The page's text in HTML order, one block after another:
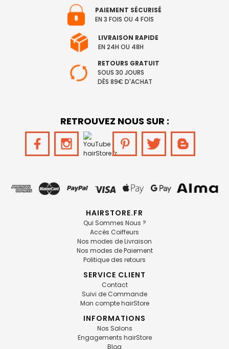
PAIEMENT SÉCURISÉ
EN 3 FOIS OU 4 FOIS
LIVRAISON RAPIDE
EN 24H OU 48H
RETOURS GRATUIT
SOUS 30 JOURS
DÈS 89€ D'ACHAT
RETROUVEZ NOUS SUR :
HAIRSTORE.FR
Qui Sommes Nous ?
Accès Coiffeurs
Nos modes de Livraison
Nos modes de Paiement
Politique des retours
SERVICE CLIENT
Contact
Suivi de Commande
Mon compte hairStore
INFORMATIONS
Nos Salons
Engagements hairStore
Blog